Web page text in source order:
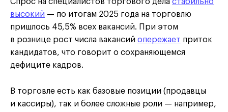
высокий — по итогам 2025 года на торговлю
пришлось 45,5% всех вакансий. При этом
в рознице рост числа вакансий опережает приток
кандидатов, что говорит о сохраняющемся
дефиците кадров.
В торговле есть как базовые позиции (продавцы
и кассиры), так и более сложные роли — например,